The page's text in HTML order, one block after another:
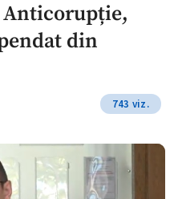
Special
Blogdin
743 viz.